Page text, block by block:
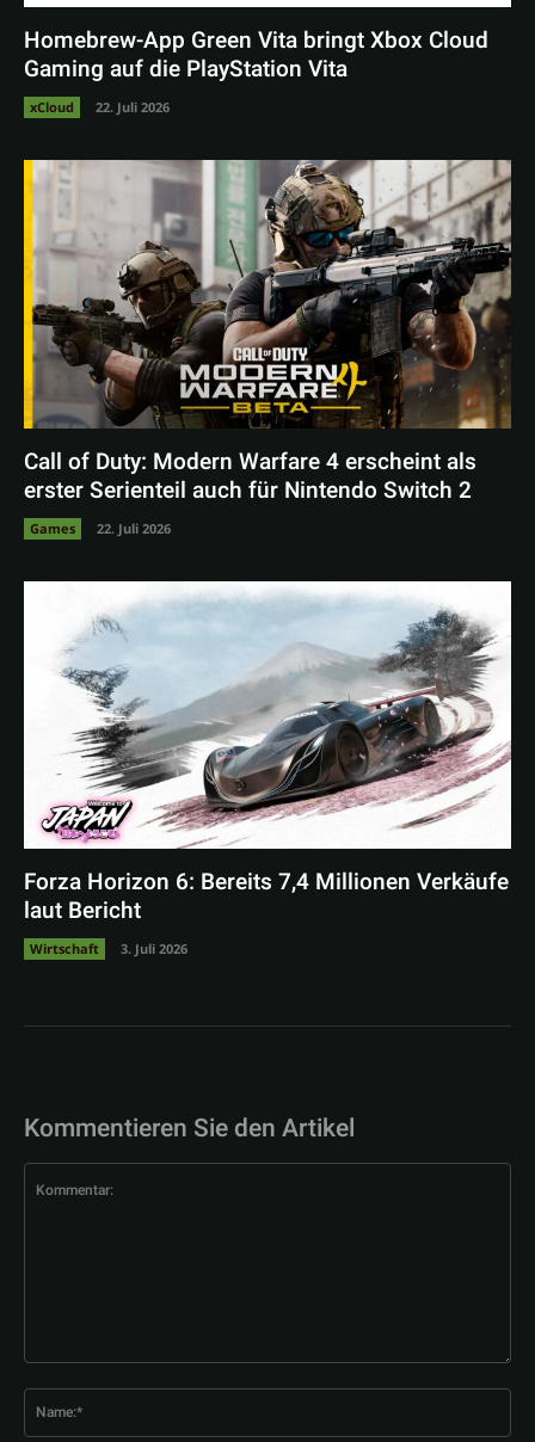
Homebrew-App Green Vita bringt Xbox Cloud
Gaming auf die PlayStation Vita
xCloud 22. Juli 2026
Call of Duty: Modern Warfare 4 erscheint als
erster Serienteil auch für Nintendo Switch 2
Games 22. Juli 2026
Forza Horizon 6: Bereits 7,4 Millionen Verkäufe
laut Bericht
Wirtschaft 3. Juli 2026
Kommentieren Sie den Artikel